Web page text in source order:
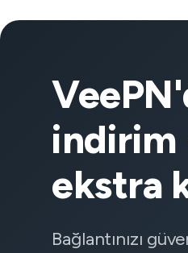
indirim
ekstra
Bağlantınızı